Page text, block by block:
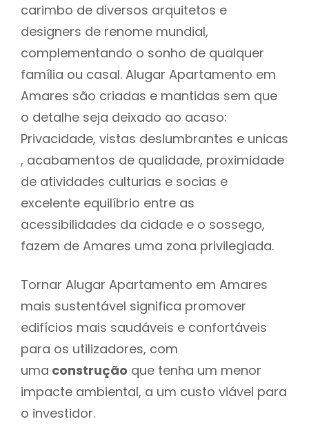
carimbo de diversos arquitetos e
designers de renome mundial,
complementando o sonho de qualquer
família ou casal. Alugar Apartamento em
Amares são criadas e mantidas sem que
o detalhe seja deixado ao acaso:
Privacidade, vistas deslumbrantes e unicas
, acabamentos de qualidade, proximidade
de atividades culturias e socias e
excelente equilíbrio entre as
acessibilidades da cidade e o sossego,
fazem de Amares uma zona privilegiada.
Tornar Alugar Apartamento em Amares
mais sustentável significa promover
edifícios mais saudáveis e confortáveis
para os utilizadores, com
uma construção que tenha um menor
impacte ambiental, a um custo viável para
o investidor.